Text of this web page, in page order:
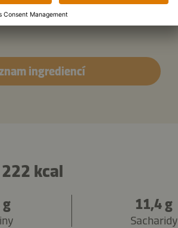
salátu
ingrediencí
222 kcal
g 11,4 g
Sacharidy